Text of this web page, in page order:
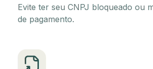
Evite ter seu CNPJ bloqueado ou
de pagamento.